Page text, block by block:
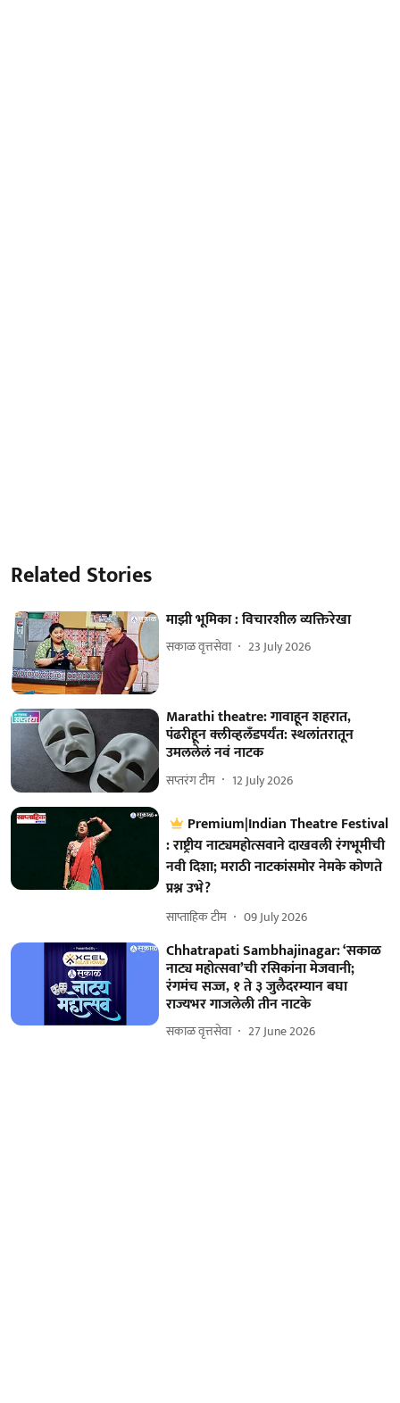
Related Stories
माझी भूमिका : विचारशील व्यक्तिरेखा
सकाळ वृत्तसेवा 23 July 2026
Marathi theatre: गावाहून शहरात,
पंढरीहून क्लीव्हलँडपर्यंत: स्थलांतरातून
उमललेलं नवं नाटक
सप्तरंग टीम 12 July 2026
Premium|Indian Theatre Festival
: राष्ट्रीय नाट्यमहोत्सवाने दाखवली रंगभूमीची
नवी दिशा; मराठी नाटकांसमोर नेमके कोणते
प्रश्न उभे?
साप्ताहिक टीम 09 July 2026
Chhatrapati Sambhajinagar: ‘सकाळ
नाट्य महोत्सवा’ची रसिकांना मेजवानी;
रंगमंच सज्ज, १ ते ३ जुलैदरम्यान बघा
राज्यभर गाजलेली तीन नाटके
सकाळ वृत्तसेवा 27 June 2026